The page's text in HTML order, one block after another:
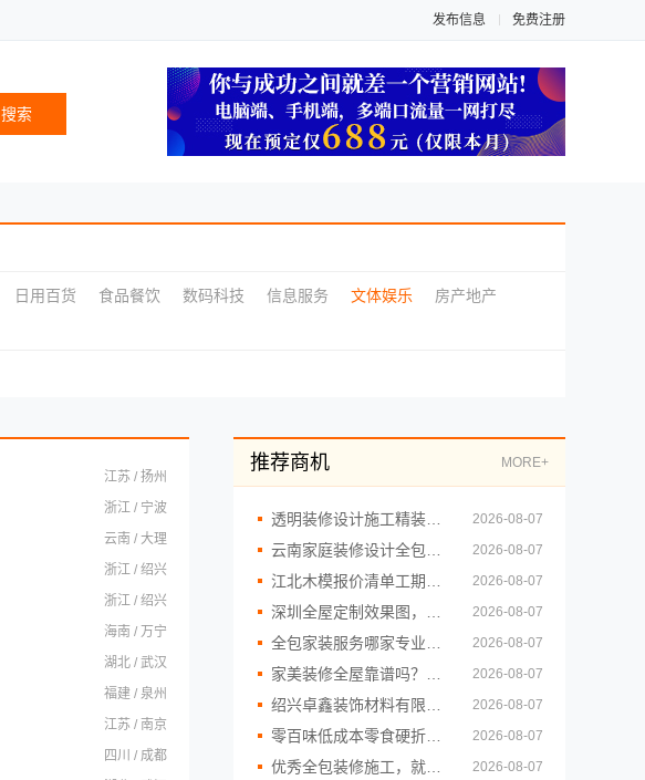
发布信息 免费注册
搜索
日用百货 食品餐饮 数码科技 信息服务 文体娱乐
房产地产
江苏 / 扬州
浙江 / 宁波
云南 / 大理
浙江 / 绍兴
浙江 / 绍兴
海南 / 万宁
湖北 / 武汉
福建 / 泉州
江苏 / 南京
四川 / 成都
推荐商机 MORE+
2026-08-07
2026-08-07
2026-08-07
2026-08-07
2026-08-07
2026-08-07
2026-08-07
2026-08-07
2026-08-07